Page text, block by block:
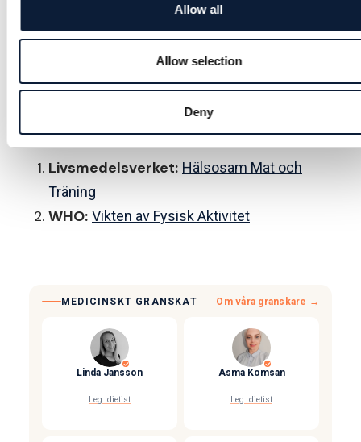
Allow all
Allow selection
Deny
Om du kämpar med långvarig övervikt eller har
ett BMI över 30, kan det vara bra att konsultera
en läkare eller dietist. De kan hjälpa dig skapa en
individanpassad plan.
Källor
Livsmedelsverket: Hälsosam Mat och
Träning
WHO: Vikten av Fysisk Aktivitet
MEDICINSKT GRANSKAT Om våra granskare →
Linda Jansson
Leg. dietist
Asma Komsan
Leg. dietist